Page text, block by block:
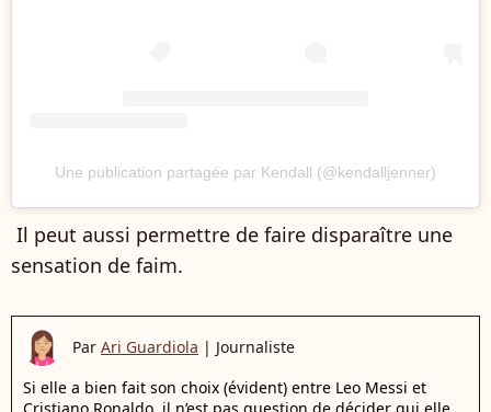
Une publication partagée par Kendall (@kendalljenner)
Il peut aussi permettre de faire disparaître une
sensation de faim.
Par Ari Guardiola | Journaliste
Si elle a bien fait son choix (évident) entre Leo Messi et
Cristiano Ronaldo, il n’est pas question de décider qui elle